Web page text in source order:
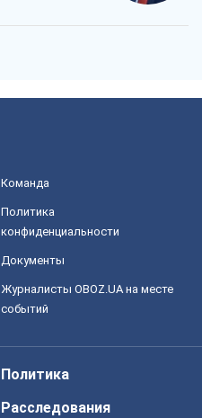
Команда
Политика
конфиденциальности
Документы
Журналисты OBOZ.UA на месте
событий
Политика
Расследования